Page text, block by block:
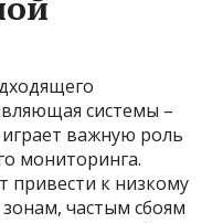
системы –
важную роль
мониторинга.
к низкому
частым сбоям